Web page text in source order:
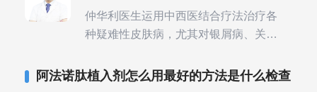
仲华利医生运用中西医结合疗法治疗各
种疑难性皮肤病，尤其对银屑病、关节
阿法诺肽植入剂怎么用最好的方法是什么检查